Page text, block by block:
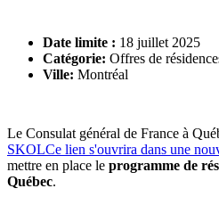
Date limite : 18 juillet 2025
Catégorie: Offres de
Ville: Montréal
Le Consulat général de France à
SKOLCe lien s'ouvrira dans une
mettre en place le programme de
Québec.